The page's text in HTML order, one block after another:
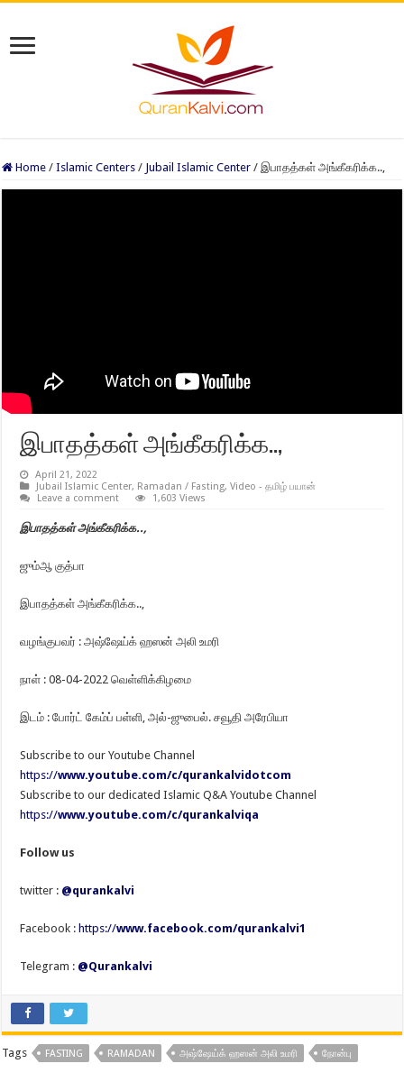
Home / Islamic Centers / Jubail Islamic Center / இபாதத்கள் அங்கீகரிக்க..,
இபாதத்கள் அங்கீகரிக்க..,
April 21, 2022
Jubail Islamic Center, Ramadan / Fasting,Video - தமிழ் பயான்
Leave a comment
1,603 Views
இபாதத்கள் அங்கீகரிக்க..,
ஜும்ஆ குத்பா
இபாதத்கள் அங்கீகரிக்க..,
வழங்குபவர் : அஷ்ஷேய்க் ஹஸன் அலி உமரி
நாள் : 08-04-2022 வெள்ளிக்கிழமை
இடம் : போர்ட் கேம்ப் பள்ளி, அல்-ஜுபைல். சவூதி அரேபியா
Subscribe to our Youtube Channel
https://www.youtube.com/c/qurankalvidotcom
Subscribe to our dedicated Islamic Q&A Youtube Channel
https://www.youtube.com/c/qurankalviqa
Follow us
twitter : @qurankalvi
Facebook : https://www.facebook.com/qurankalvi1
Telegram : @Qurankalvi
Tags FASTING RAMADAN அஷ்ஷேய்க் ஹஸன் அலி உமரி நோன்பு